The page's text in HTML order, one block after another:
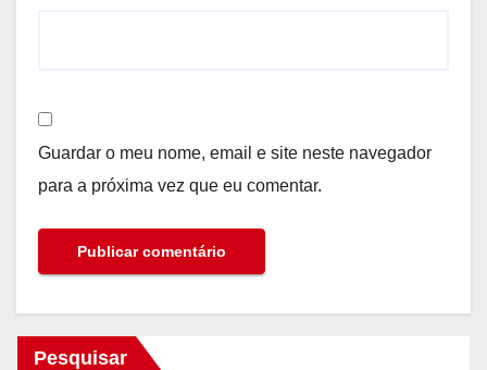
Guardar o meu nome, email e site neste navegador
para a próxima vez que eu comentar.
Pesquisar